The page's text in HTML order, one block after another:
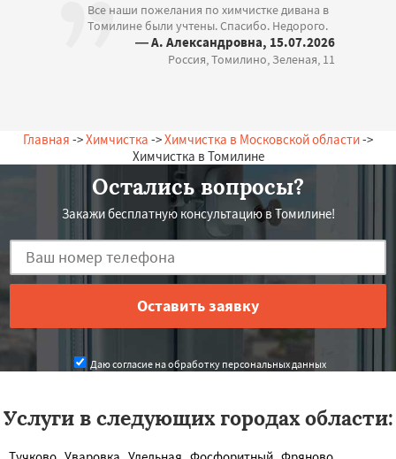
Все наши пожелания по химчистке дивана в
Томилине были учтены. Спасибо. Недорого.
— А. Александровна, 15.07.2026
Россия, Томилино, Зеленая, 11
Главная ->Химчистка ->Химчистка в Московской области->
Химчистка в Томилине
Остались вопросы?
Закажи бесплатную консультацию в Томилине!
Даю согласие на обработку персональных данных
Услуги в следующих городах области: